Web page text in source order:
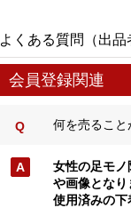
よくある質問（出品
会員登録関連
何を売ること
女性の足モ
や画像となり
使用済みの